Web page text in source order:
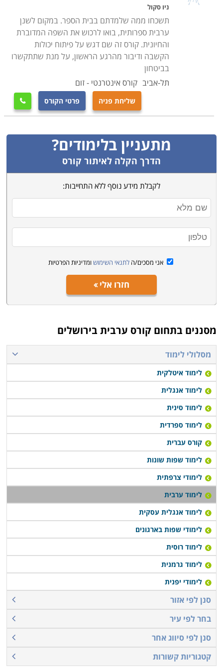
מקווים שהצלחנו בכך, אך אם בכל אופן לא מצאתם בדיוק
את קורס ערבית באזור ירושלים, אנו מזמינים אתכם
להתקשר ליועצות הלימודים המיומנות שלנו, שינסו לאתר
עבורכם עוד הזדמנויות אטרקטיביות שיתאימו לצרכיכם.
ניו סקול
תשכחו ממה שלמדתם בבית הספר. במקום לשנן
ערבית ספרותית, בואו לרכוש את השפה המדוברת
והחיונית. קורס זה שם דגש על פיתוח יכולות
הקשבה ודיבור מהרגע הראשון, על מנת שתתקשרו
בביטחון
תל-אביב קורס אינטרנטי - זום
שליחת פניה פרטי הקורס 
מתעניין בלימודים?
הדרך הקלה לאיתור קורס
לקבלת מידע נוסף ללא התחייבות:
אני מסכים/ה לתנאי השימוש ומדיניות הפרטיות
חזרו אלי
מסננים בתחום קורס ערבית בירושלים
מסלולי לימוד
לימוד איטלקית
לימוד אנגלית
לימוד סינית
לימוד ספרדית
קורס עברית
לימוד שפות שונות
לימודי צרפתית
לימוד ערבית
לימוד אנגלית עסקית
לימודי שפות בארגונים
לימוד רוסית
לימוד גרמנית
לימודי יפנית
סנן לפי אזור
בחר לפי עיר
סנן לפי סיווג אחר
קטגוריות קשורות